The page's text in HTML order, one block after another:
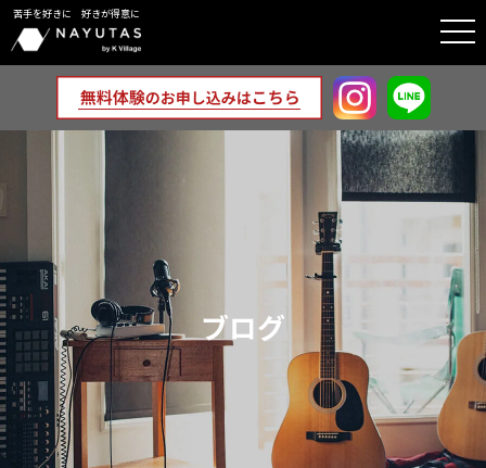
苦手を好きに 好きが得意に
ブログ